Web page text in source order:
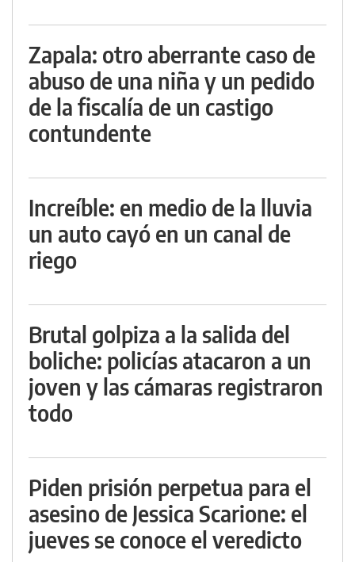
Zapala: otro aberrante caso de
abuso de una niña y un pedido
de la fiscalía de un castigo
contundente
Increíble: en medio de la lluvia
un auto cayó en un canal de
riego
Brutal golpiza a la salida del
boliche: policías atacaron a un
joven y las cámaras registraron
todo
Piden prisión perpetua para el
asesino de Jessica Scarione: el
jueves se conoce el veredicto